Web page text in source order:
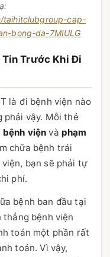
taihitclubgroup-cap-
bong-da-7MIULG
Tin Trước Khi Đi
là đi bệnh viện nào
phải vậy. Mỗi thẻ
bệnh viện và phạm
chữa bệnh trái
bạn sẽ phải tự
phí.
bệnh ban đầu tại
bệnh viện
toán một phần rất
toán. Vì vậy,